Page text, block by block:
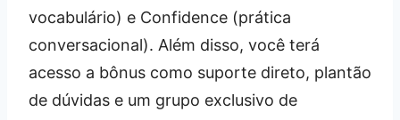
vocabulário) e Confidence (prática
conversacional). Além disso, você terá
acesso a bônus como suporte direto, plantão
de dúvidas e um grupo exclusivo de